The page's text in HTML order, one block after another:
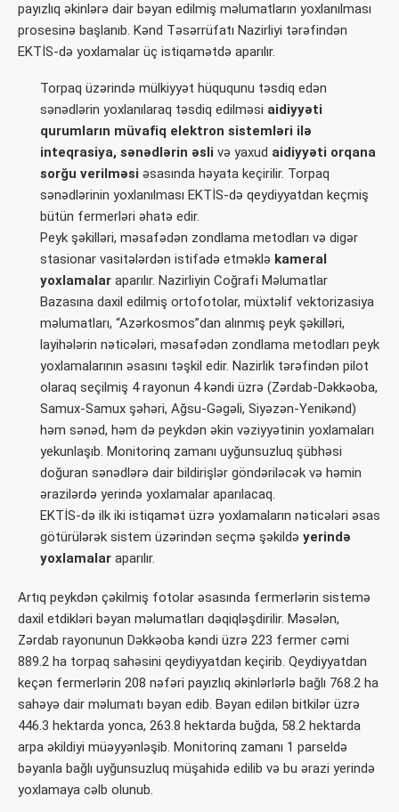
payızlıq əkinlərə dair bəyan edilmiş məlumatların yoxlanılması
prosesinə başlanıb. Kənd Təsərrüfatı Nazirliyi tərəfindən
EKTİS-də yoxlamalar üç istiqamətdə aparılır.
Torpaq üzərində mülkiyyət hüququnu təsdiq edən
sənədlərin yoxlanılaraq təsdiq edilməsi aidiyyəti
qurumların müvafiq elektron sistemləri ilə
inteqrasiya, sənədlərin əsli və yaxud aidiyyəti orqana
sorğu verilməsi əsasında həyata keçirilir. Torpaq
sənədlərinin yoxlanılması EKTİS-də qeydiyyatdan keçmiş
bütün fermerləri əhatə edir.
Peyk şəkilləri, məsafədən zondlama metodları və digər
stasionar vasitələrdən istifadə etməklə kameral
yoxlamalar aparılır. Nazirliyin Coğrafi Məlumatlar
Bazasına daxil edilmiş ortofotolar, müxtəlif vektorizasiya
məlumatları, “Azərkosmos”dan alınmış peyk şəkilləri,
layihələrin nəticələri, məsafədən zondlama metodları peyk
yoxlamalarının əsasını təşkil edir. Nazirlik tərəfindən pilot
olaraq seçilmiş 4 rayonun 4 kəndi üzrə (Zərdab-Dəkkəoba,
Samux-Samux şəhəri, Ağsu-Gəgəli, Siyəzən-Yenikənd)
həm sənəd, həm də peykdən əkin vəziyyətinin yoxlamaları
yekunlaşıb. Monitorinq zamanı uyğunsuzluq şübhəsi
doğuran sənədlərə dair bildirişlər göndəriləcək və həmin
ərazilərdə yerində yoxlamalar aparılacaq.
EKTİS-də ilk iki istiqamət üzrə yoxlamaların nəticələri əsas
götürülərək sistem üzərindən seçmə şəkildə yerində
yoxlamalar aparılır.
Artıq peykdən çəkilmiş fotolar əsasında fermerlərin sistemə
daxil etdikləri bəyan məlumatları dəqiqləşdirilir. Məsələn,
Zərdab rayonunun Dəkkəoba kəndi üzrə 223 fermer cəmi
889.2 ha torpaq sahəsini qeydiyyatdan keçirib. Qeydiyyatdan
keçən fermerlərin 208 nəfəri payızlıq əkinlərlərlə bağlı 768.2 ha
sahəyə dair məlumatı bəyan edib. Bəyan edilən bitkilər üzrə
446.3 hektarda yonca, 263.8 hektarda buğda, 58.2 hektarda
arpa əkildiyi müəyyənləşib. Monitorinq zamanı 1 parseldə
bəyanla bağlı uyğunsuzluq müşahidə edilib və bu ərazi yerində
yoxlamaya cəlb olunub.